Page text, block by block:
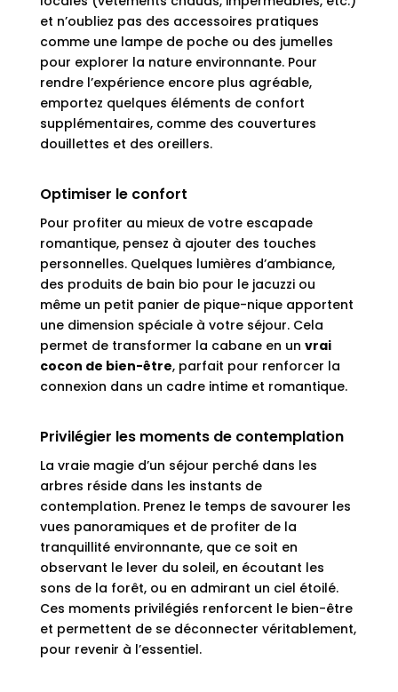
et n’oubliez pas des accessoires pratiques
comme une lampe de poche ou des jumelles
pour explorer la nature environnante. Pour
rendre l’expérience encore plus agréable,
emportez quelques éléments de confort
supplémentaires, comme des couvertures
douillettes et des oreillers.
Optimiser le confort
Pour profiter au mieux de votre escapade
romantique, pensez à ajouter des touches
personnelles. Quelques lumières d’ambiance,
des produits de bain bio pour le jacuzzi ou
même un petit panier de pique-nique apportent
une dimension spéciale à votre séjour. Cela
permet de transformer la cabane en un vrai
cocon de bien-être, parfait pour renforcer la
connexion dans un cadre intime et romantique.
Privilégier les moments de contemplation
La vraie magie d’un séjour perché dans les
arbres réside dans les instants de
contemplation. Prenez le temps de savourer les
vues panoramiques et de profiter de la
tranquillité environnante, que ce soit en
observant le lever du soleil, en écoutant les
sons de la forêt, ou en admirant un ciel étoilé.
Ces moments privilégiés renforcent le bien-être
et permettent de se déconnecter véritablement,
pour revenir à l’essentiel.